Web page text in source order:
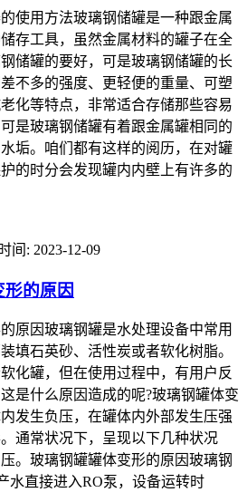
使用方法玻璃钢储罐是一种跟金属
存工具，虽然金属材料的罐子在全
储罐的要好，可是玻璃钢储罐的长
不多的强度、更轻便的重量、可塑
化等特点，非常适合存储那些容易
是玻璃钢储罐有着跟金属罐相同的
垢。咱们都有这样的阅历，在对罐
的时分会发现罐内内壁上有许多的
时间: 2023-12-09
的原因
原因玻璃钢罐是水处理设备中常用
填石英砂、活性炭或者软化树脂。
化罐，但在使用过程中，有用户反
是什么原因造成的呢?玻璃钢罐体变
发生负压，在罐体内外部发生压强
通常状况下，呈现以下几种状况
。玻璃钢罐罐体变形的原因玻璃钢
水直接进入RO泵，设备运转时